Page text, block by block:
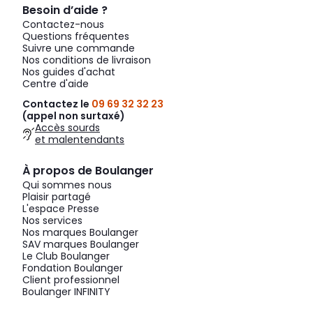
Besoin d’aide ?
Contactez-nous
Questions fréquentes
Suivre une commande
Nos conditions de livraison
Nos guides d'achat
Centre d'aide
Contactez le 09 69 32 32 23
(appel non surtaxé)
Accès sourds
et malentendants
À propos de Boulanger
Qui sommes nous
Plaisir partagé
L'espace Presse
Nos services
Nos marques Boulanger
SAV marques Boulanger
Le Club Boulanger
Fondation Boulanger
Client professionnel
Boulanger INFINITY